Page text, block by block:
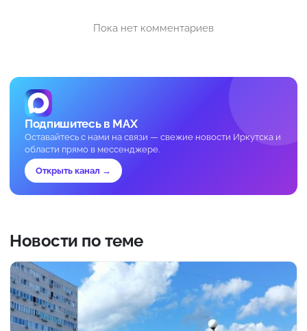
Пока нет комментариев
Подпишитесь в MAX
Оставайтесь с нами на связи — свежие новости Иркутска и
области прямо в мессенджере.
Открыть канал →
Новости по теме